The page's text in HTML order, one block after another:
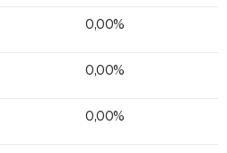
0,00%
0,00%
0,00%